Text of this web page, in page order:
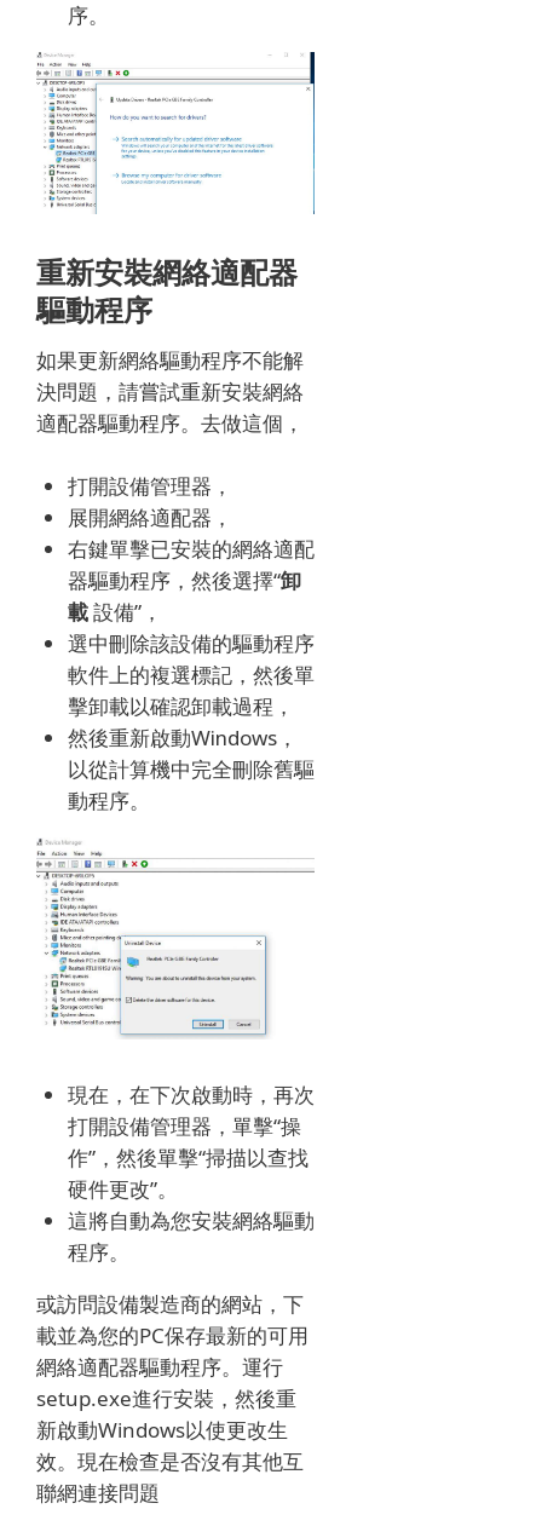
序。
重新安裝網絡適配器
驅動程序
如果更新網絡驅動程序不能解
決問題，請嘗試重新安裝網絡
適配器驅動程序。 去做這個，
打開設備管理器，
展開網絡適配器，
右鍵單擊已安裝的網絡適配
器驅動程序，然後選擇“卸
載設備”，
選中刪除該設備的驅動程序
軟件上的複選標記，然後單
擊卸載以確認卸載過程，
然後重新啟動Windows，
以從計算機中完全刪除舊驅
動程序。
現在，在下次啟動時，再次
打開設備管理器，單擊“操
作”，然後單擊“掃描以查找
硬件更改”。
這將自動為您安裝網絡驅動
程序。
或訪問設備製造商的網站，下
載並為您的PC保存最新的可用
網絡適配器驅動程序。 運行
setup.exe進行安裝，然後重
新啟動Windows以使更改生
效。 現在檢查是否沒有其他互
聯網連接問題